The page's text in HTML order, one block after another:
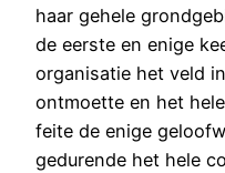
haar gehele
de eerste en enige
organisatie het veld
ontmoette en het
feite de enige
gedurende het hele